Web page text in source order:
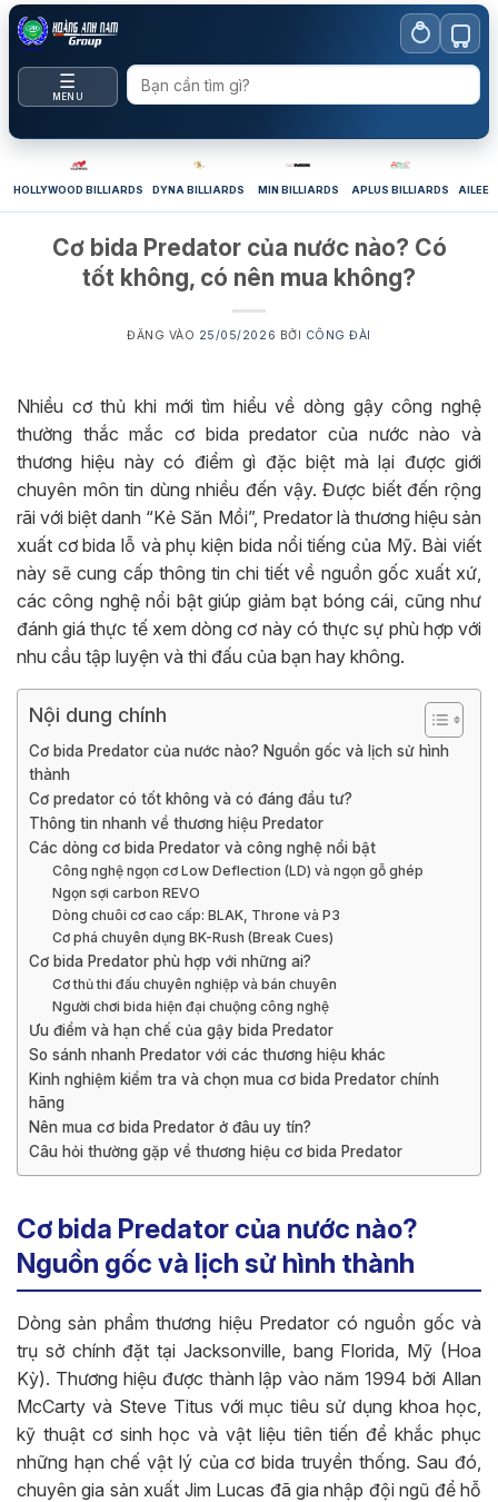
Bỏ
qua
nội
☰
MENU
HOLLYWOOD BILLIARDS DYNA BILLIARDS MIN BILLIARDS APLUS BILLIARDS
Cơ bida Predator của nước nào? Có
tốt không, có nên mua không?
ĐĂNG VÀO 25/05/2026 BỞI CÔNG ĐÀI
Nhiều cơ thủ khi mới tìm hiểu về dòng gậy công nghệ
thường thắc mắc cơ bida predator của nước nào và
thương hiệu này có điểm gì đặc biệt mà lại được giới
chuyên môn tin dùng nhiều đến vậy. Được biết đến rộng
rãi với biệt danh “Kẻ Săn Mồi”, Predator là thương hiệu sản
xuất cơ bida lỗ và phụ kiện bida nổi tiếng của Mỹ. Bài viết
này sẽ cung cấp thông tin chi tiết về nguồn gốc xuất xứ,
các công nghệ nổi bật giúp giảm bạt bóng cái, cũng như
đánh giá thực tế xem dòng cơ này có thực sự phù hợp với
nhu cầu tập luyện và thi đấu của bạn hay không.
Nội dung chính
Cơ bida Predator của nước nào? Nguồn gốc và lịch sử hình
thành
Cơ predator có tốt không và có đáng đầu tư?
Thông tin nhanh về thương hiệu Predator
Các dòng cơ bida Predator và công nghệ nổi bật
Công nghệ ngọn cơ Low Deflection (LD) và ngọn gỗ ghép
Ngọn sợi carbon REVO
Dòng chuôi cơ cao cấp: BLAK, Throne và P3
Cơ phá chuyên dụng BK-Rush (Break Cues)
Cơ bida Predator phù hợp với những ai?
Cơ thủ thi đấu chuyên nghiệp và bán chuyên
Người chơi bida hiện đại chuộng công nghệ
Ưu điểm và hạn chế của gậy bida Predator
So sánh nhanh Predator với các thương hiệu khác
Kinh nghiệm kiểm tra và chọn mua cơ bida Predator chính
hãng
Nên mua cơ bida Predator ở đâu uy tín?
Câu hỏi thường gặp về thương hiệu cơ bida Predator
Cơ bida Predator của nước nào?
Nguồn gốc và lịch sử hình thành
Dòng sản phẩm thương hiệu Predator có nguồn gốc và
trụ sở chính đặt tại Jacksonville, bang Florida, Mỹ (Hoa
Kỳ). Thương hiệu được thành lập vào năm 1994 bởi Allan
McCarty và Steve Titus với mục tiêu sử dụng khoa học,
kỹ thuật cơ sinh học và vật liệu tiên tiến để khắc phục
những hạn chế vật lý của cơ bida truyền thống. Sau đó,
chuyên gia sản xuất Jim Lucas đã gia nhập đội ngũ để hỗ